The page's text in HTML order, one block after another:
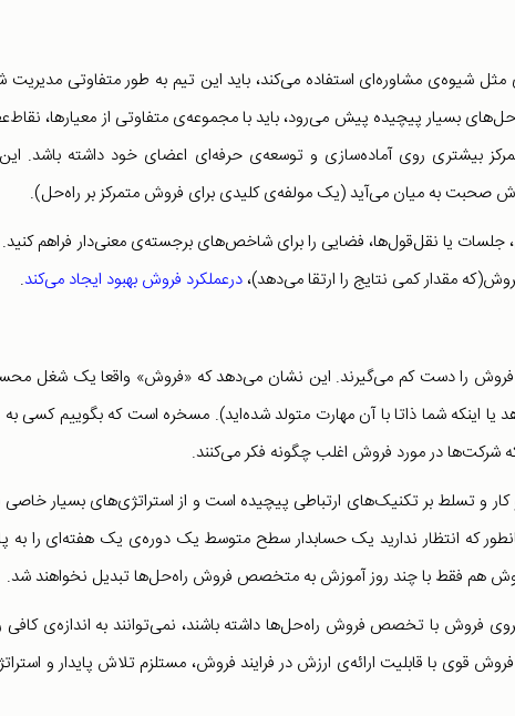
شیوه‌ی مشاوره‌ای‌ استفاده می‌کند، باید این تیم به طور متفاوتی مدیریت
بسیار پیچیده پیش می‌رود، باید با مجموعه‌ی متفاوتی از معیارها،
بیشتری روی آماده‌سازی و توسعه‌ی حرفه‌ای اعضای خود داشته باشد. این
صحبت به میان می‌آید (یک مولفه‌ی کلیدی برای فروش متمرکز بر راه‌حل).
یا نقل‌قول‌ها، فضایی را برای شاخص‌های برجسته‌ی معنی‌دار فراهم
مقدار کمی نتایج را ارتقا می‌دهد)، درعملکرد فروش بهبود ایجاد می‌کند.
فروش را دست کم می‌گیرند. این نشان می‌دهد که «فروش» واقعا یک شغل
اینکه شما ذاتا با آن مهارت متولد شده‌اید). مسخره است که بگوییم کسی
شرکت‌ها در مورد فروش اغلب چگونه فکر می‌کنند.
و تسلط بر تکنیک‌های ارتباطی پیچیده است و از استراتژی‌های بسیار خاصی
که انتظار ندارید یک حسابدار سطح متوسط یک دوره‌ی یک هفته‌ای را به
هم فقط با چند روز آموزش به متخصص فروش راه‌حل‌ها تبدیل نخواهند شد.
فروش با تخصص فروش راه‌حل‌ها داشته باشند، نمی‌توانند به اندازه‌ی کافی
قوی با قابلیت ارائه‌ی ارزش در فرایند فروش، مستلزم تلاش پایدار و